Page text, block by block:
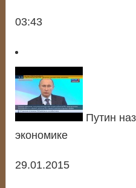
03:43
Путин
экономике
29.01.2015